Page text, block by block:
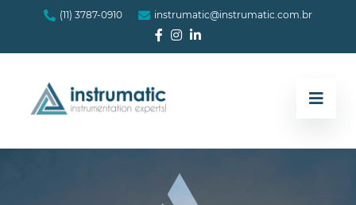
(11) 3787-0910 instrumatic@instrumatic.com.br